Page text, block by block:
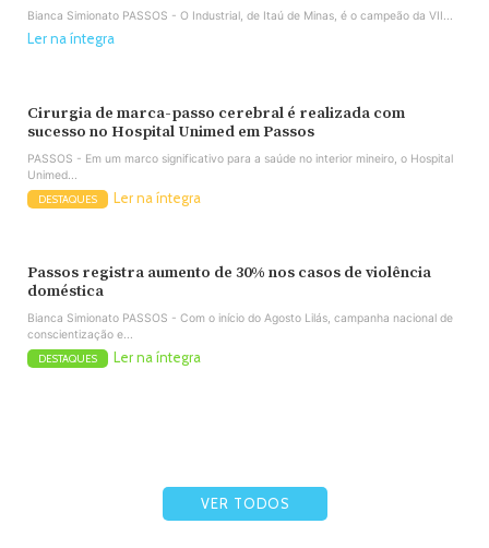
Bianca Simionato PASSOS - O Industrial, de Itaú de Minas, é o campeão da VII...
Ler na íntegra
Cirurgia de marca-passo cerebral é realizada com
sucesso no Hospital Unimed em Passos
PASSOS - Em um marco significativo para a saúde no interior mineiro, o Hospital
Unimed...
DESTAQUES Ler na íntegra
Passos registra aumento de 30% nos casos de violência
doméstica
Bianca Simionato PASSOS - Com o início do Agosto Lilás, campanha nacional de
conscientização e...
DESTAQUES Ler na íntegra
VER TODOS